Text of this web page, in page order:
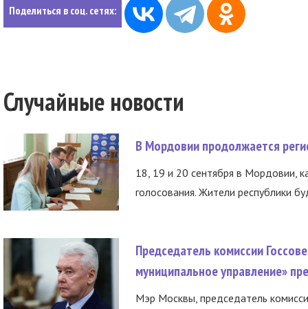
Поделиться в соц. сетях:
Случайные новости
В Мордовии продолжается
18, 19 и 20 сентября в Мордовии,
голосования. Жители республики
Председатель комиссии
муниципальное управление»
Мэр Москвы, председатель